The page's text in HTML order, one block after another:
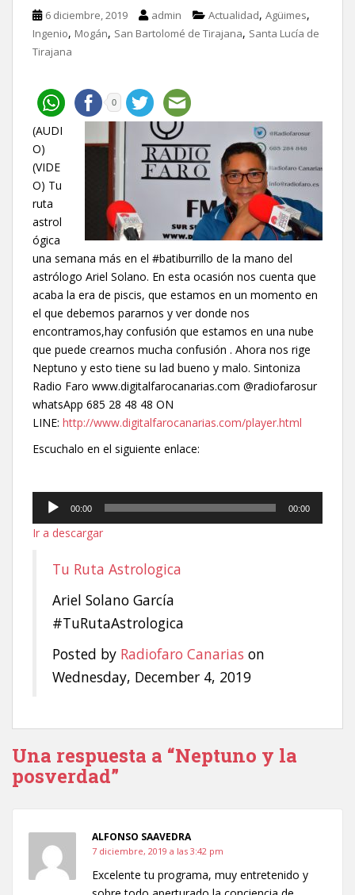
6 diciembre, 2019 admin Actualidad, Agüimes,
Ingenio, Mogán, San Bartolomé de Tirajana, Santa Lucía de
Tirajana
0
(AUDI
O)
(VIDE
O) Tu
ruta
astrol
ógica
una semana más en el #batiburrillo de la mano del
astrólogo Ariel Solano. En esta ocasión nos cuenta que
acaba la era de piscis, que estamos en un momento en
el que debemos pararnos y ver donde nos
encontramos,hay confusión que estamos en una nube
que puede crearnos mucha confusión . Ahora nos rige
Neptuno y esto tiene su lad bueno y malo. Sintoniza
Radio Faro www.digitalfarocanarias.com @radiofarosur
whatsApp 685 28 48 48 ON
LINE: http://www.digitalfarocanarias.com/player.html
Escuchalo en el siguiente enlace:
Reproductor
audio
00:00 00:00
Ir a descargar
Tu Ruta Astrologica
Ariel Solano García
#TuRutaAstrologica
Posted by Radiofaro Canarias on
Wednesday, December 4, 2019
Una respuesta a “Neptuno y la
posverdad”
ALFONSO SAAVEDRA
7 diciembre, 2019 a las 3:42 pm
Excelente tu programa, muy entretenido y